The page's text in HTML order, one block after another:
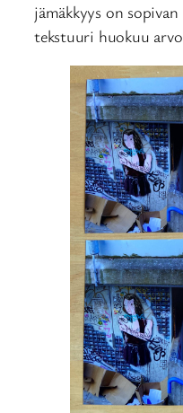
jämäkkyys on
tekstuuri huokuu